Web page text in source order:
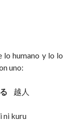
lo humano y lo lo
uno:
越人
kuru